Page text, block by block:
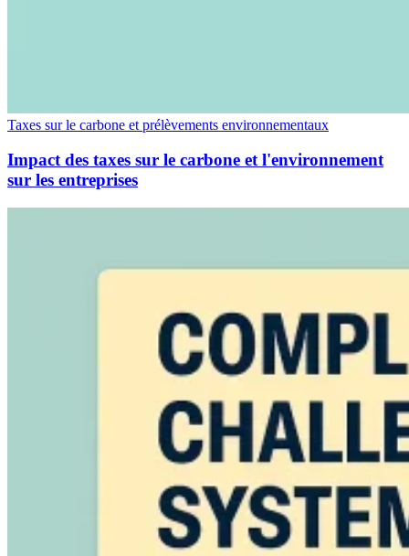
Taxes sur le carbone et prélèvements environnementaux
Impact des taxes sur le carbone et l'environnement
sur les entreprises